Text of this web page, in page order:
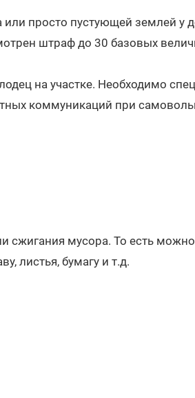
или просто пустующей землей у
штраф до 30 базовых
на участке. Необходимо
коммуникаций при
сжигания мусора. То есть
листья, бумагу и т.д.